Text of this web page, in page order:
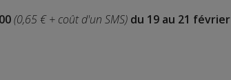
(0,65 € + coût d'un SMS) du 19 au 21 février